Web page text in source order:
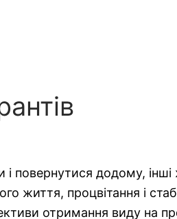
повернутися додому,
життя, процвітання і
отримання виду на